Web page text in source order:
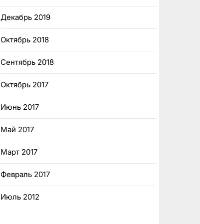
Декабрь 2019
Октябрь 2018
Сентябрь 2018
Октябрь 2017
Июнь 2017
Май 2017
Март 2017
Февраль 2017
Июль 2012